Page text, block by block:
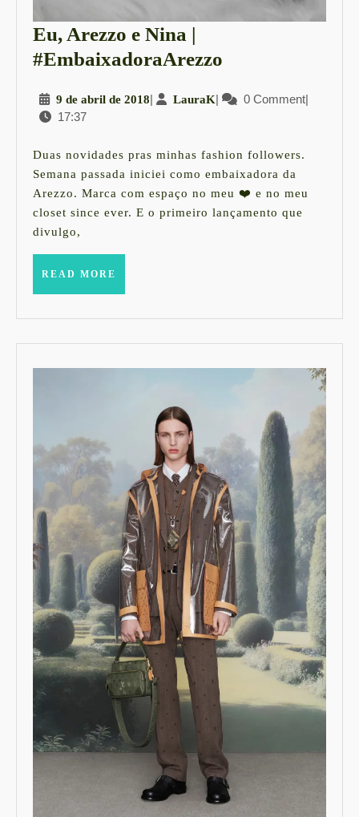
Eu, Arezzo e Nina |
#EmbaixadoraArezzo
e
|
9 de abril de 20189
de
2018
| LauraKLauraK
| 0 Comment|
17:37
Duas novidades pras minhas fashion followers.
Semana passada iniciei como embaixadora da
Arezzo. Marca com espaço no meu ❤️ e no meu
closet since ever. E o primeiro lançamento que
divulgo,
READ MORE